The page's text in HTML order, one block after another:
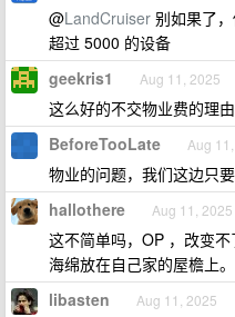
@LandCruiser 别如果了
超过 5000 的设备
geekris1 Aug 11, 2025
这么好的不交物业费的理由
BeforeTooLate Aug
物业的问题，我们这边只
hallothere Aug 11, 2025
这不简单吗，OP ，改变
海绵放在自己家的屋檐上。
libasten Aug 11, 2025